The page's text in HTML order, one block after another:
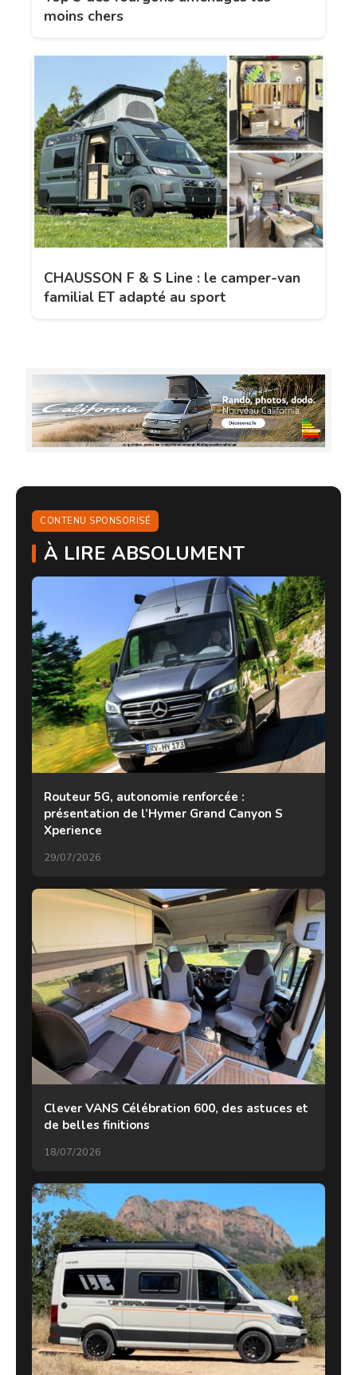
moins chers
CHAUSSON F & S Line : le camper-van
familial ET adapté au sport
CONTENU SPONSORISÉ
À LIRE ABSOLUMENT
Routeur 5G, autonomie renforcée :
présentation de l’Hymer Grand Canyon S
Xperience
29/07/2026
Clever VANS Célébration 600, des astuces et
de belles finitions
18/07/2026